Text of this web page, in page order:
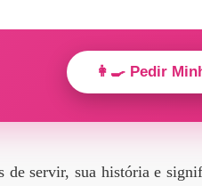
👩‍🍳 Pedir
de servir, sua história e